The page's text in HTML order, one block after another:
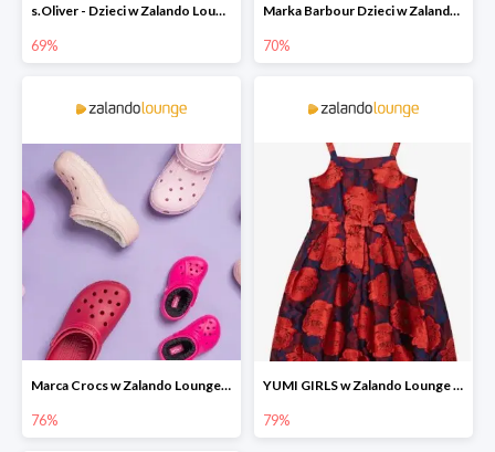
s.Oliver - Dzieci w Zalando Lounge do -77%
69%
Marka Barbour Dzieci w Zalando Lounge do -70%
70%
Marca Crocs w Zalando Lounge do -76%
76%
YUMI GIRLS w Zalando Lounge do -79%
79%